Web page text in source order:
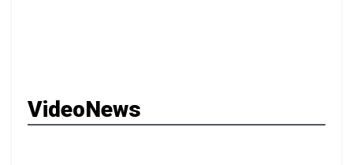
VideoNews